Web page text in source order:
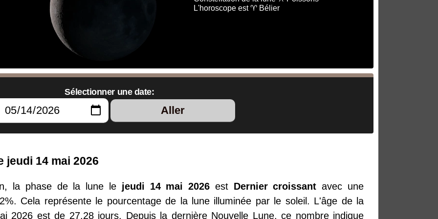
L'horoscope est ♈ Bélier
Sélectionner une date:
Aller
jeudi 14 mai 2026
la phase de la lune le jeudi 14 mai 2026 est Dernier croissant avec une
Cela représente le pourcentage de la lune illuminée par le soleil. L'âge de la
2026 est de 27.28 jours. Depuis la dernière Nouvelle Lune, ce nombre indique